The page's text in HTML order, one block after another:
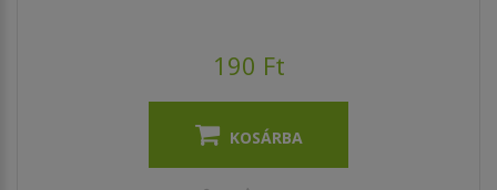
190 Ft
KOSÁRBA